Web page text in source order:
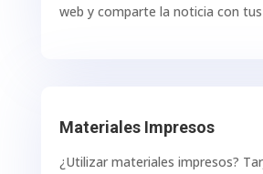
web y comparte la noticia con
Materiales Impresos
¿Utilizar materiales impresos?